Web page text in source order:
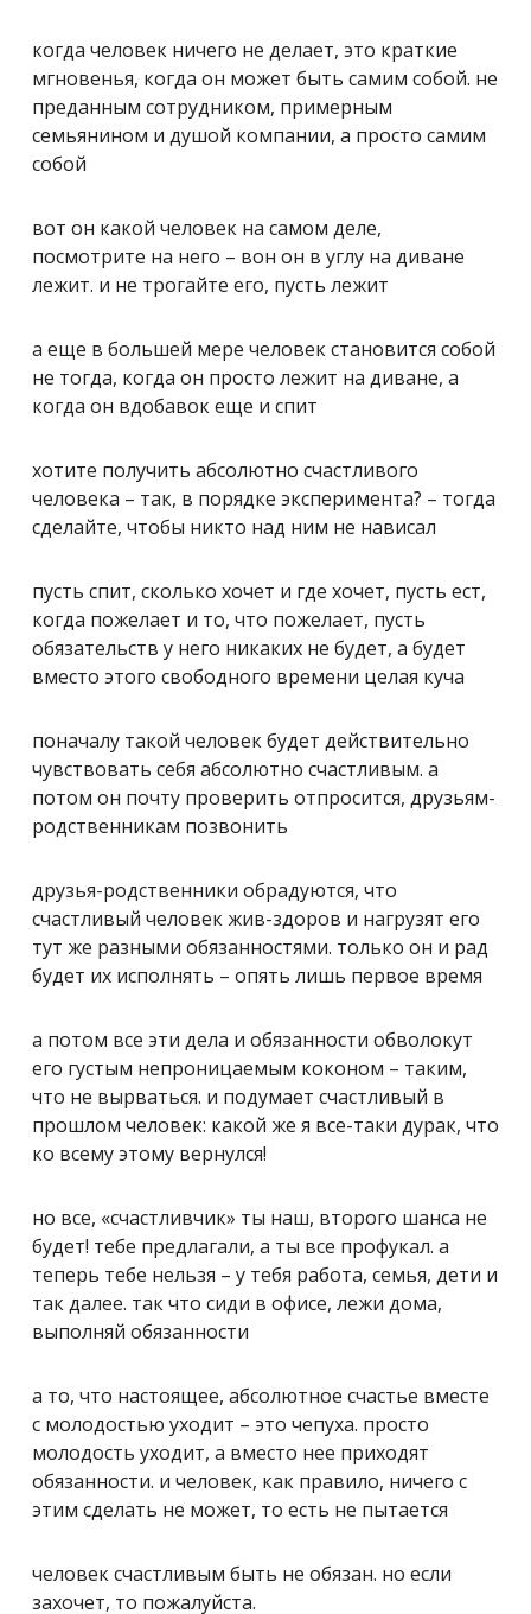
когда человек ничего не делает, это краткие
мгновенья, когда он может быть самим собой. не
преданным сотрудником, примерным
семьянином и душой компании, а просто самим
собой
вот он какой человек на самом деле,
посмотрите на него – вон он в углу на диване
лежит. и не трогайте его, пусть лежит
а еще в большей мере человек становится собой
не тогда, когда он просто лежит на диване, а
когда он вдобавок еще и спит
хотите получить абсолютно счастливого
человека – так, в порядке эксперимента? – тогда
сделайте, чтобы никто над ним не нависал
пусть спит, сколько хочет и где хочет, пусть ест,
когда пожелает и то, что пожелает, пусть
обязательств у него никаких не будет, а будет
вместо этого свободного времени целая куча
поначалу такой человек будет действительно
чувствовать себя абсолютно счастливым. а
потом он почту проверить отпросится, друзьям-
родственникам позвонить
друзья-родственники обрадуются, что
счастливый человек жив-здоров и нагрузят его
тут же разными обязанностями. только он и рад
будет их исполнять – опять лишь первое время
а потом все эти дела и обязанности обволокут
его густым непроницаемым коконом – таким,
что не вырваться. и подумает счастливый в
прошлом человек: какой же я все-таки дурак, что
ко всему этому вернулся!
но все, «счастливчик» ты наш, второго шанса не
будет! тебе предлагали, а ты все профукал. а
теперь тебе нельзя – у тебя работа, семья, дети и
так далее. так что сиди в офисе, лежи дома,
выполняй обязанности
а то, что настоящее, абсолютное счастье вместе
с молодостью уходит – это чепуха. просто
молодость уходит, а вместо нее приходят
обязанности. и человек, как правило, ничего с
этим сделать не может, то есть не пытается
человек счастливым быть не обязан. но если
захочет, то пожалуйста.